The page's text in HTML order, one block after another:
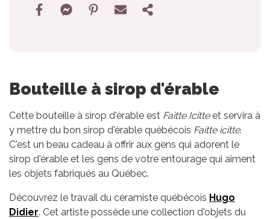
Bouteille à sirop d'érable
Cette bouteille à sirop d'érable est Faitte Icitteet servira à
y mettre du bon sirop d'érable québécois Faitte icitte.
C'est un beau cadeau à offrir aux gens qui adorent le
sirop d'érable et les gens de votre entourage qui aiment
les objets fabriqués au Québec.
Découvrez le travail du céramiste québécois Hugo
Didier. Cet artiste possède une collection d'objets du